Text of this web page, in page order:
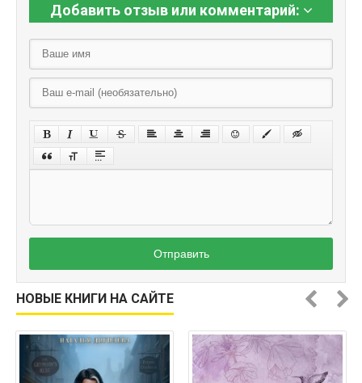
Добавить отзыв или комментарий:
Отправить
НОВЫЕ КНИГИ НА САЙТЕ